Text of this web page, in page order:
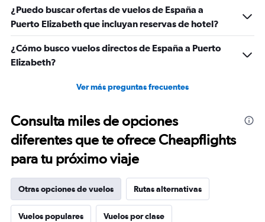
¿Puedo buscar ofertas de vuelos de España a
Puerto Elizabeth que incluyan reservas de hotel?
¿Cómo busco vuelos directos de España a Puerto
Elizabeth?
Ver más preguntas frecuentes
Consulta miles de opciones
diferentes que te ofrece Cheapflights
para tu próximo viaje
Otras opciones de vuelos Rutas alternativas
Vuelos populares Vuelos por clase